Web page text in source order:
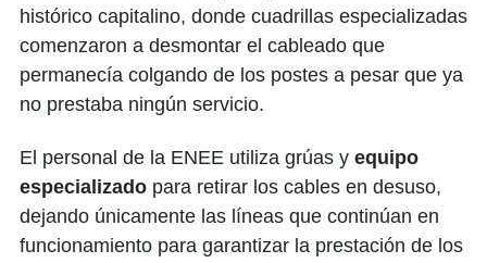
histórico capitalino, donde cuadrillas especializadas
comenzaron a desmontar el cableado que
permanecía colgando de los postes a pesar que ya
no prestaba ningún servicio.
El personal de la ENEE utiliza grúas y equipo
especializado para retirar los cables en desuso,
dejando únicamente las líneas que continúan en
funcionamiento para garantizar la prestación de los